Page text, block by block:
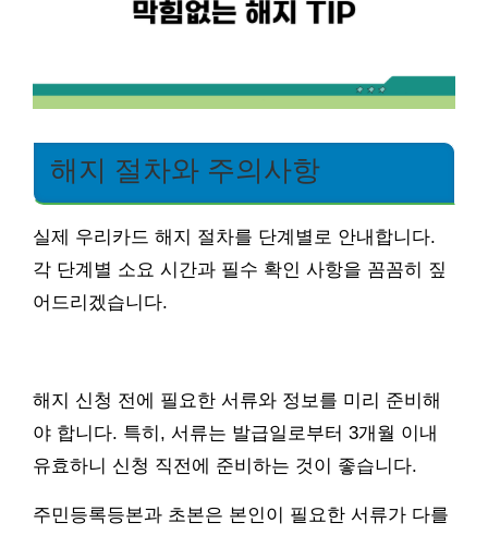
해지 절차와 주의사항
실제 우리카드 해지 절차를 단계별로 안내합니다.
각 단계별 소요 시간과 필수 확인 사항을 꼼꼼히 짚
어드리겠습니다.
해지 신청 전에 필요한 서류와 정보를 미리 준비해
야 합니다. 특히, 서류는 발급일로부터 3개월 이내
유효하니 신청 직전에 준비하는 것이 좋습니다.
주민등록등본과 초본은 본인이 필요한 서류가 다를